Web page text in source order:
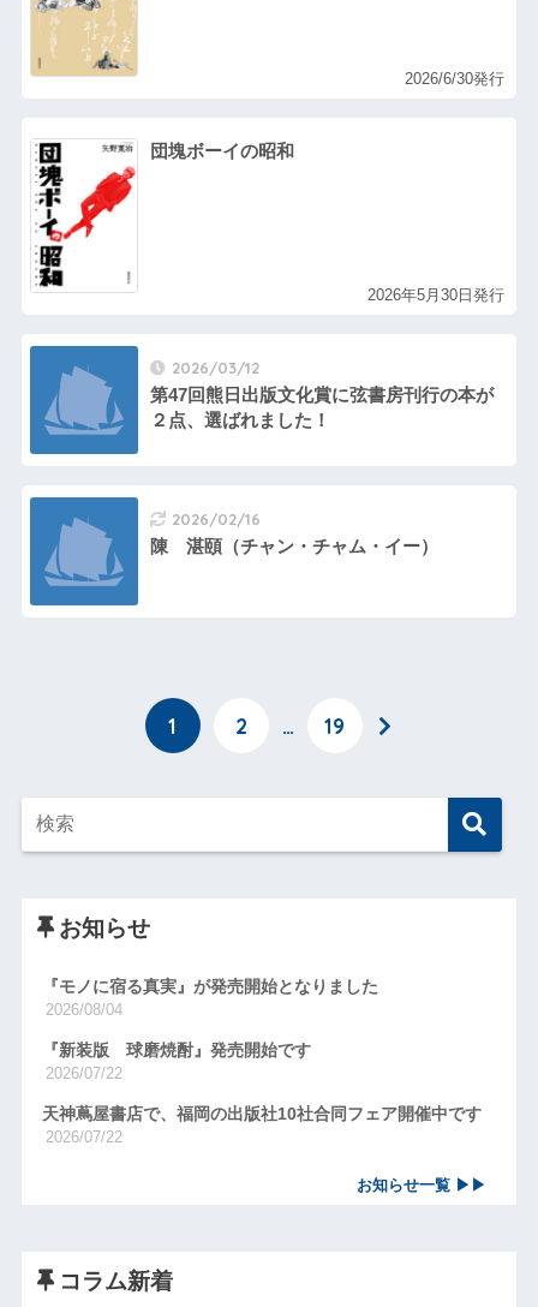
2026/6/30発行
団塊ボーイの昭和
2026年5月30日発行
2026/03/12
第47回熊日出版文化賞に弦書房刊行の本が
２点、選ばれました！
2026/02/16
陳 湛頤（チャン・チャム・イー）
1 2 … 19
お知らせ
『モノに宿る真実』が発売開始となりました
2026/08/04
『新装版 球磨焼酎』発売開始です
2026/07/22
天神蔦屋書店で、福岡の出版社10社合同フェア開催中です
2026/07/22
お知らせ一覧 ▶▶
コラム新着